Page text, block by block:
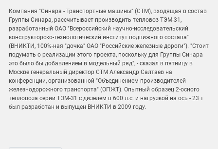
Компания "Синара - Транспортные машины" (СТМ), входящая в состав
Группы Синара, рассчитывает производить тепловоз ТЭМ-31,
разработанный ОАО "Всероссийский научно-исследовательский
конструкторско-технологический институт подвижного состава"
(ВНИКТИ, 100%-ная "дочка" ОАО "Российские железные дороги"). "Стоит
подумать о реализации этого проекта, поскольку для Группы Синара
это было бы добавлением в модельный ряд", - сказал в пятницу в
Москве генеральный директор СТМ Александр Салтаев на
конференции, организованной "Объединением производителей
железнодорожного транспорта" (ОПЖТ). Опытный образец 2-осного
тепловоза серии ТЭМ-31 с дизелем в 600 л.с. и нагрузкой на ось - 23 т
был разработан и выпущен ВНИКТИ в 2009 году.